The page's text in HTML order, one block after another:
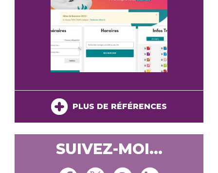
PLUS DE RÉFÉRENCES
SUIVEZ-MOI...